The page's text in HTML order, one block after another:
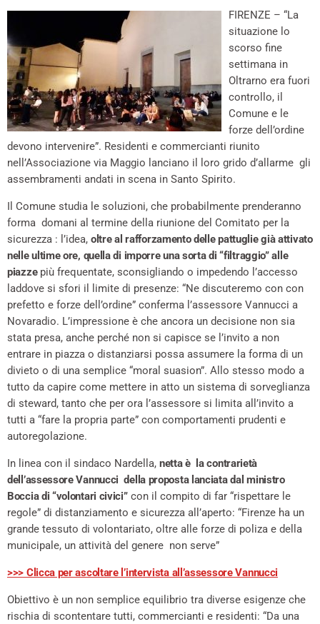
FIRENZE – “La
situazione lo
scorso fine
settimana in
Oltrarno era fuori
controllo, il
Comune e le
forze dell’ordine
devono intervenire”. Residenti e commercianti riunito
nell’Associazione via Maggio lanciano il loro grido d’allarme gli
assembramenti andati in scena in Santo Spirito.
Il Comune studia le soluzioni, che probabilmente prenderanno
forma domani al termine della riunione del Comitato per la
sicurezza : l’idea, oltre al rafforzamento delle pattuglie già attivato
nelle ultime ore, quella di imporre una sorta di “filtraggio” alle
piazzepiù frequentate, sconsigliando o impedendo l’accesso
laddove si sfori il limite di presenze: “Ne discuteremo con con
prefetto e forze dell’ordine” conferma l’assessore Vannucci a
Novaradio. L’impressione è che ancora un decisione non sia
stata presa, anche perché non si capisce se l’invito a non
entrare in piazza o distanziarsi possa assumere la forma di un
divieto o di una semplice “moral suasion”. Allo stesso modo a
tutto da capire come mettere in atto un sistema di sorveglianza
di steward, tanto che per ora l’assessore si limita all’invito a
tutti a “fare la propria parte” con comportamenti prudenti e
autoregolazione.
In linea con il sindaco Nardella, netta è la contrarietà
dell’assessore Vannucci della proposta lanciata dal ministro
Boccia di “volontari civici”con il compito di far “rispettare le
regole” di distanziamento e sicurezza all’aperto: “Firenze ha un
grande tessuto di volontariato, oltre alle forze di poliza e della
municipale, un attività del genere non serve”
>>> Clicca per ascoltare l’intervista all’assessore Vannucci
Obiettivo è un non semplice equilibrio tra diverse esigenze che
rischia di scontentare tutti, commercianti e residenti: “Da una